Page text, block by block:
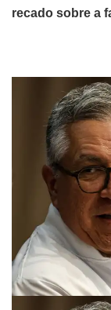
recado sobre a